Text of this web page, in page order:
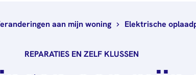
Wie wij zijn
Nieuws
aan mijn woning Elektrische
REPARATIES EN ZELF KLUSSEN